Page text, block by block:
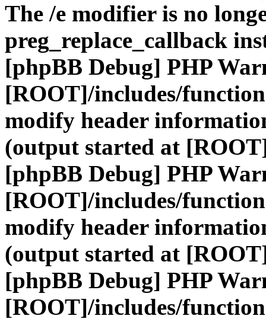
The /e modifier is no
preg_replace_callback
[phpBB Debug] PHP
[ROOT]/includes/
modify header
(output started at
[phpBB Debug] PHP
[ROOT]/includes/
modify header
(output started at
[phpBB Debug] PHP
[ROOT]/includes/